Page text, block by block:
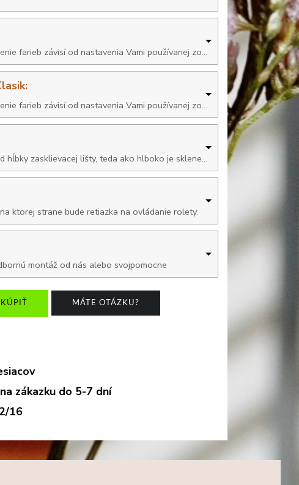
hĺbky zasklievacej lišty, teda ako hlboko je sklenená výplň od rámu
ktorej strane bude retiazka na ovládanie rolety.
montáž od nás alebo svojpomocne
KÚPIŤ MÁTE OTÁZKU?
zákazku do 5-7 dní
16